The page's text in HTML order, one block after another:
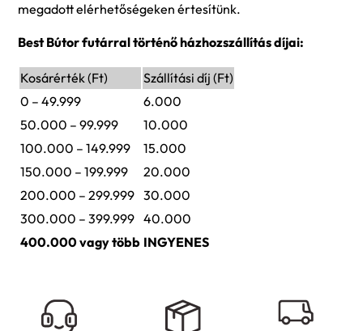
megadott elérhetőségeken értesítünk.
Best Bútor futárral történő házhozszállítás díjai:
Kosárérték (Ft)
Szállítási díj (Ft)
0 – 49.999
6.000
50.000 – 99.999
10.000
100.000 – 149.999
15.000
150.000 – 199.999
20.000
200.000 – 299.999 30.000
300.000 – 399.999 40.000
400.000 vagy több INGYENES